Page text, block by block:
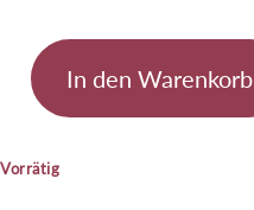
Doitsu
Showa
In den Warenkorb
Vorrätig